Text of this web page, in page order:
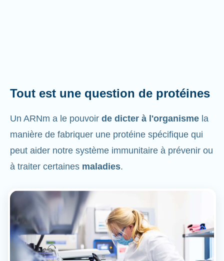
Tout est une question de protéines
Un ARNm a le pouvoir de dicter à l'organisme la
manière de fabriquer une protéine spécifique qui
peut aider notre système immunitaire à prévenir ou
à traiter certaines maladies.